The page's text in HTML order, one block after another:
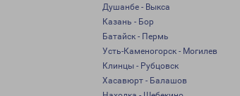
Душанбе - Выкса
Казань - Бор
Батайск - Пермь
Усть-Каменогорск - Могилев
Клинцы - Рубцовск
Хасавюрт - Балашов